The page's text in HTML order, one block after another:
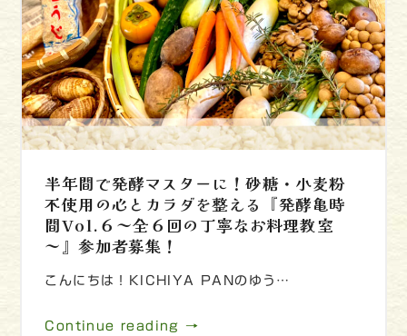
半年間で発酵マスターに！砂糖・小麦粉
不使用の心とカラダを整える『発酵亀時
間Vol.６～全６回の丁寧なお料理教室
～』参加者募集！
こんにちは！KICHIYA PANのゆう…
Continue reading →